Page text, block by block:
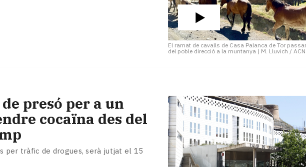
El ramat de cavalls de Casa Palanca de Tor
del poble direcció a la muntanya | M. Lluvich / ACN
presó per a un
cocaïna des del
per tràfic de drogues, serà jutjat el 15